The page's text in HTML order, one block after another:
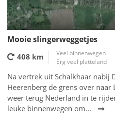
Mooie slingerweggetjes
408 km
Veel binnenwegen
Erg veel platteland
Na vertrek uit Schalkhaar nabij
Heerenberg de grens over
weer terug Nederland in te
leuke binnenwegen om...